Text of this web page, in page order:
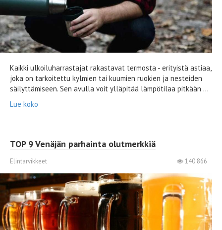
Kaikki ulkoiluharrastajat rakastavat termosta - erityistä astiaa,
joka on tarkoitettu kylmien tai kuumien ruokien ja nesteiden
säilyttämiseen. Sen avulla voit ylläpitää lämpötilaa pitkään ...
Lue koko
TOP 9 Venäjän parhainta olutmerkkiä
Elintarvikkeet 140 866